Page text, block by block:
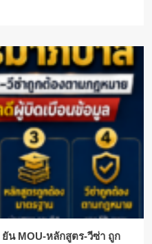
น MOU-หลักสูตร-วีซ่า ถูก